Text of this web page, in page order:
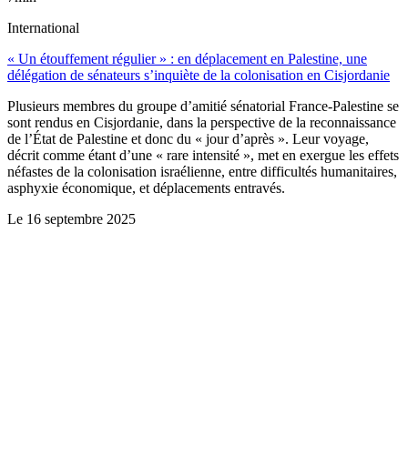
International
« Un étouffement régulier » : en déplacement en Palestine, une
délégation de sénateurs s’inquiète de la colonisation en Cisjordanie
Plusieurs membres du groupe d’amitié sénatorial France-Palestine se
sont rendus en Cisjordanie, dans la perspective de la reconnaissance
de l’État de Palestine et donc du « jour d’après ». Leur voyage,
décrit comme étant d’une « rare intensité », met en exergue les effets
néfastes de la colonisation israélienne, entre difficultés humanitaires,
asphyxie économique, et déplacements entravés.
Le 16 septembre 2025